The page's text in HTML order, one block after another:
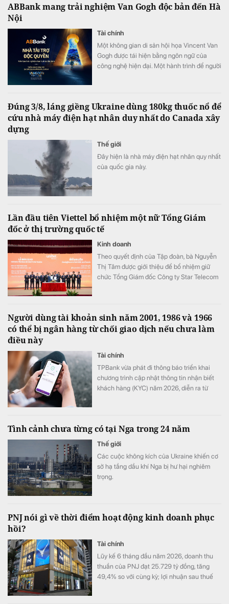
ABBank mang trải nghiệm Van Gogh độc bản đến Hà
Nội
Tài chính
Một không gian di sản hội họa Vincent Van
Gogh được tái hiện bằng ngôn ngữ của
công nghệ hiện đại. Một hành trình để người
ABBank đồng hành kiến tạo một hành trình
trải nghiệm hạnh phúc độc bản, khó quên
Đúng 3/8, láng giềng Ukraine dùng 180kg thuốc nổ để
cứu nhà máy điện hạt nhân duy nhất do Canada xây
dựng
Thế giới
Đây hiện là nhà máy điện hạt nhân quy nhất
của quốc gia này.
Lần đầu tiên Viettel bổ nhiệm một nữ Tổng Giám
đốc ở thị trường quốc tế
Kinh doanh
Theo quyết định của Tập đoàn, bà Nguyễn
Thị Tâm được giới thiệu để bổ nhiệm giữ
chức Tổng Giám đốc Công ty Star Telecom
Người dùng tài khoản sinh năm 2001, 1986 và 1966
có thể bị ngân hàng từ chối giao dịch nếu chưa làm
điều này
Tài chính
TPBank vừa phát đi thông báo triển khai
chương trình cập nhật thông tin nhận biết
khách hàng (KYC) năm 2026, diễn ra từ
Tình cảnh chưa từng có tại Nga trong 24 năm
Thế giới
Các cuộc không kích của Ukraine khiến cơ
sở hạ tầng dầu khí Nga bị hư hại nghiêm
trọng.
PNJ nói gì về thời điểm hoạt động kinh doanh phục
hồi?
Tài chính
Lũy kế 6 tháng đầu năm 2026, doanh thu
thuần của PNJ đạt 25.729 tỷ đồng, tăng
49,4% so với cùng kỳ; lợi nhuận sau thuế